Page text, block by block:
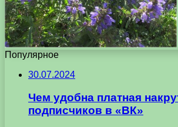
Популярное
30.07.2024
Чем удобна платная
подписчиков в «ВК»